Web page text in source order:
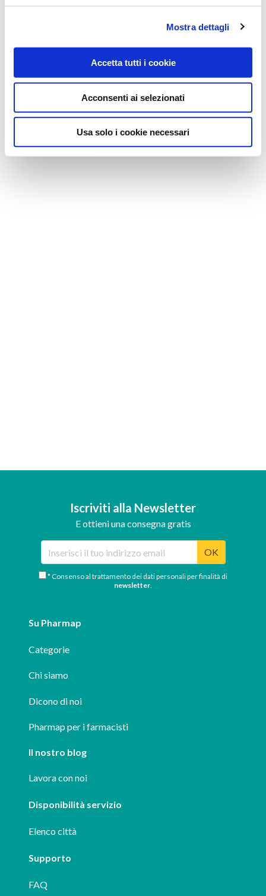
Mostra dettagli
Accetta tutti i cookie
Acconsenti ai selezionati
Usa solo i cookie necessari
Iscriviti alla Newsletter
E ottieni una consegna gratis
OK
* Consenso al trattamento dei dati personali per finalità di
newsletter.
Su Pharmap
Categorie
Chi siamo
Dicono di noi
Pharmap per i farmacisti
Il nostro blog
Lavora con noi
Disponibilità servizio
Elenco città
Supporto
FAQ